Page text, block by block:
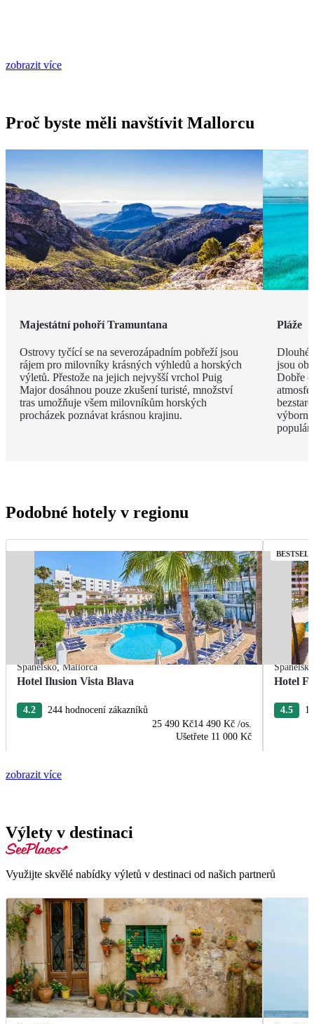
zobrazit více
Proč byste měli navštívit Mallorcu
Majestátní pohoří Tramuntana
Ostrovy tyčící se na severozápadním pobřeží jsou
rájem pro milovníky krásných výhledů a horských
výletů. Přestože na jejich nejvyšší vrchol Puig
Major dosáhnou pouze zkušení turisté, množství
tras umožňuje všem milovníkům horských
procházek poznávat krásnou krajinu.
Pláže
Dlouhé
jsou
Dobře
Podobné hotely v regionu
Španělsko,Mallorca
Hotel Ilusion Vista Blava
4.2
244 hodnocení zákazníků
25 490 Kč14 490 Kč /os.
Ušetřete 11 000 Kč
Španělsko
Hotel
4.5
zobrazit více
Výlety v destinaci
Využijte skvělé nabídky výletů v destinaci od našich partnerů